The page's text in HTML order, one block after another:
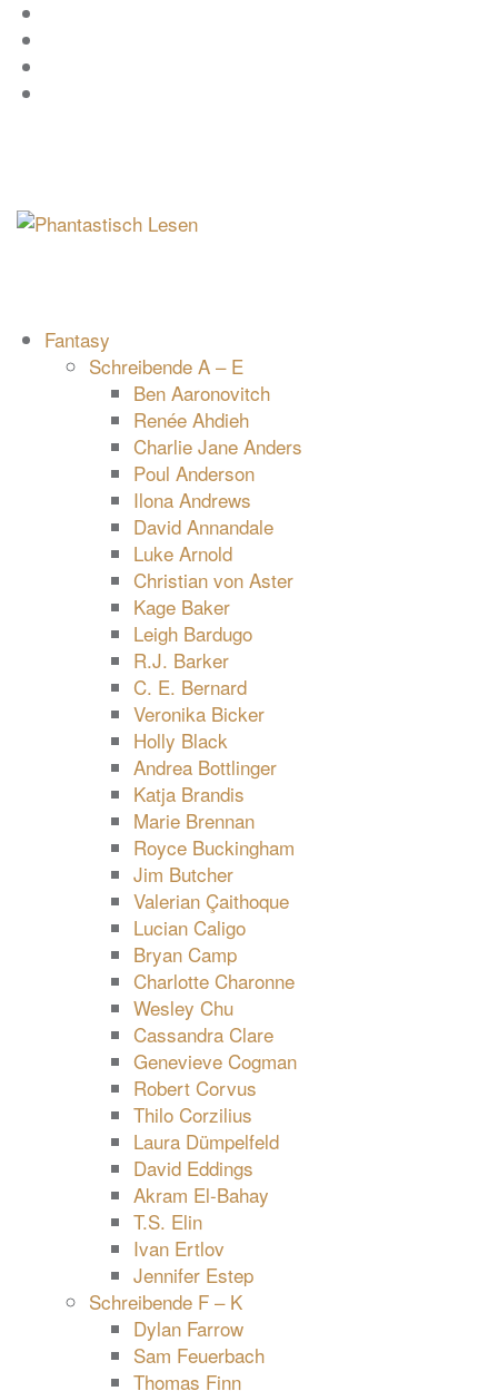
Zum
Inhalt
springen
Fantasy
Schreibende A – E
Ben Aaronovitch
Renée Ahdieh
Charlie Jane Anders
Poul Anderson
Ilona Andrews
David Annandale
Luke Arnold
Christian von Aster
Kage Baker
Leigh Bardugo
R.J. Barker
C. E. Bernard
Veronika Bicker
Holly Black
Andrea Bottlinger
Katja Brandis
Marie Brennan
Royce Buckingham
Jim Butcher
Valerian Çaithoque
Lucian Caligo
Bryan Camp
Charlotte Charonne
Wesley Chu
Cassandra Clare
Genevieve Cogman
Robert Corvus
Thilo Corzilius
Laura Dümpelfeld
David Eddings
Akram El-Bahay
T.S. Elin
Ivan Ertlov
Jennifer Estep
Schreibende F – K
Dylan Farrow
Sam Feuerbach
Thomas Finn